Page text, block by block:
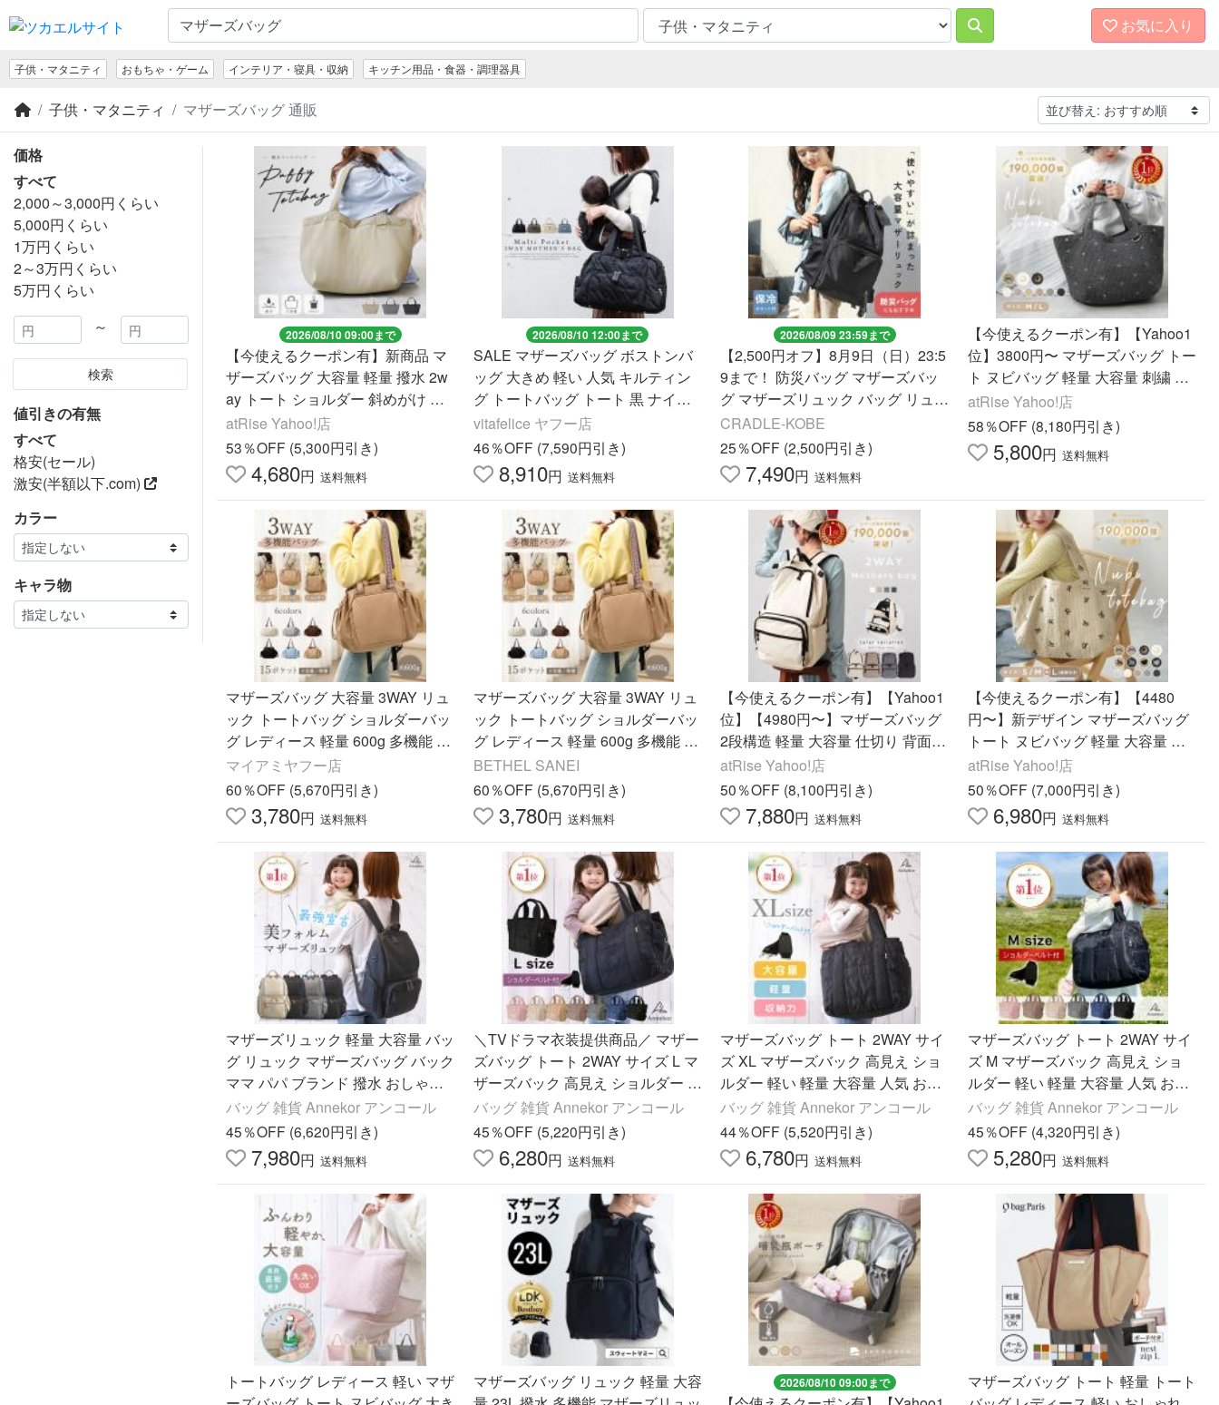
お気に入り
子供・マタニティ おもちゃ・ゲーム インテリア・寝具・収納 キッチン用品・食器・調理器具
子供・マタニティ マザーズバッグ 通販
価格
すべて
2,000～3,000円くらい
5,000円くらい
1万円くらい
2～3万円くらい
5万円くらい
～
検索
値引きの有無
すべて
格安(セール)
激安(半額以下.com)
カラー
キャラ物
2026/08/10 09:00まで
【今使えるクーポン有】新商品 マ
ザーズバッグ 大容量 軽量 撥水 2w
ay トート ショルダー 斜めがけ 男
女兼用 通勤バッグ 旅行 シンプル
atRise Yahoo!店
53％OFF (5,300円引き)
4,680円 送料無料
2026/08/10 12:00まで
SALE マザーズバッグ ボストンバ
ッグ 大きめ 軽い 人気 キルティン
グ トートバッグ トート 黒 ナイロ
ン A4 おしゃれ シンプル 大容量 vi
nb-9c039z aroco/アロコ
vitafelice ヤフー店
46％OFF (7,590円引き)
8,910円 送料無料
2026/08/09 23:59まで
【2,500円オフ】8月9日（日）23:5
9まで！ 防災バッグ マザーズバッ
グ マザーズリュック バッグ リュッ
ク 大容量 軽量 撥水 男女兼用 背面
ポケット
CRADLE-KOBE
25％OFF (2,500円引き)
7,490円 送料無料
【今使えるクーポン有】【Yahoo1
位】3800円〜 マザーズバッグ トー
ト ヌビバッグ 軽量 大容量 刺繍 か
わいい 通勤 バッグ 通学 バッグト
ート 肩掛け 軽い
atRise Yahoo!店
58％OFF (8,180円引き)
5,800円 送料無料
マザーズバッグ 大容量 3WAY リュ
ック トートバッグ ショルダーバッ
グ レディース 軽量 600g 多機能 15
ポケット 収納力抜群 通勤 旅行 お
出かけ
マイアミヤフー店
60％OFF (5,670円引き)
3,780円 送料無料
マザーズバッグ 大容量 3WAY リュ
ック トートバッグ ショルダーバッ
グ レディース 軽量 600g 多機能 15
ポケット 収納力抜群 通勤 旅行 お
出かけ
BETHEL SANEI
60％OFF (5,670円引き)
3,780円 送料無料
【今使えるクーポン有】【Yahoo1
位】【4980円〜】マザーズバッグ
2段構造 軽量 大容量 仕切り 背面ポ
ケット 撥水 保冷 リュック 多機能
マザーズバッグ
atRise Yahoo!店
50％OFF (8,100円引き)
7,880円 送料無料
【今使えるクーポン有】【4480
円〜】新デザイン マザーズバッグ
トート ヌビバッグ 軽量 大容量 無
地 かわいい 通勤 バッグ 通学 バッ
グトート 肩掛け 軽い
atRise Yahoo!店
50％OFF (7,000円引き)
6,980円 送料無料
マザーズリュック 軽量 大容量 バッ
グ リュック マザーズバッグ バック
ママ パパ ブランド 撥水 おしゃれ
ペアレンツバッグ Annekor 爆買
バッグ 雑貨 Annekor アンコール
45％OFF (6,620円引き)
7,980円 送料無料
＼TVドラマ衣装提供商品／ マザー
ズバッグ トート 2WAY サイズ L マ
ザーズバック 高見え ショルダー 軽
い 軽量 大容量 人気 おしゃれ Anne
kor 爆買
バッグ 雑貨 Annekor アンコール
45％OFF (5,220円引き)
6,280円 送料無料
マザーズバッグ トート 2WAY サイ
ズ XL マザーズバック 高見え ショ
ルダー 軽い 軽量 大容量 人気 おし
ゃれ Annekor アンコール 爆買
バッグ 雑貨 Annekor アンコール
44％OFF (5,520円引き)
6,780円 送料無料
マザーズバッグ トート 2WAY サイ
ズ M マザーズバック 高見え ショ
ルダー 軽い 軽量 大容量 人気 おし
ゃれ Annekor アンコール 爆買
バッグ 雑貨 Annekor アンコール
45％OFF (4,320円引き)
5,280円 送料無料
トートバッグ レディース 軽い マザ
マザーズバッグ リュック 軽量 大容
2026/08/10 09:00まで
マザーズバッグ トート 軽量 トート